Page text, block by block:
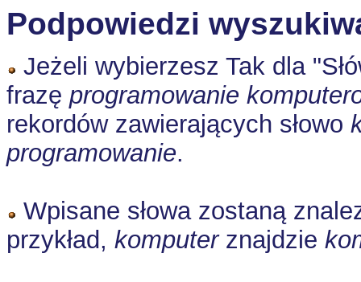
Podpowiedzi
Jeżeli wybierzesz Tak dla
frazę programowanie
rekordów zawierających słowo
programowanie.
Wpisane słowa zostaną
przykład, komputerznajdzie